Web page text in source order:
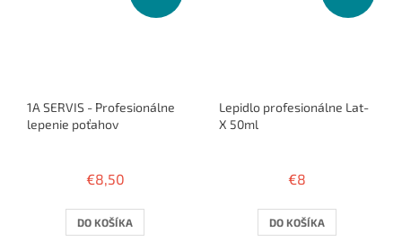
1A SERVIS - Profesionálne
lepenie poťahov
produktu
3,8
z
€8,50
DO KOŠÍKA
Lepidlo profesionálne Lat-
X 50ml
produktu
4,0
z
€8
DO KOŠÍKA